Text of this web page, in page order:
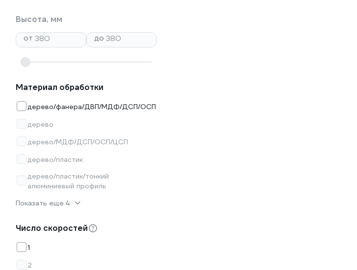
Высота, мм
от
до
Материал обработки
дерево/фанера/ДВП/МДФ/ДСП/ОСП
дерево
дерево/МДФ/ДСП/ОСП/ЦСП
дерево/пластик
дерево/пластик/тонкий
алюминиевый профиль
Показать еще 4
Число скоростей
1
2